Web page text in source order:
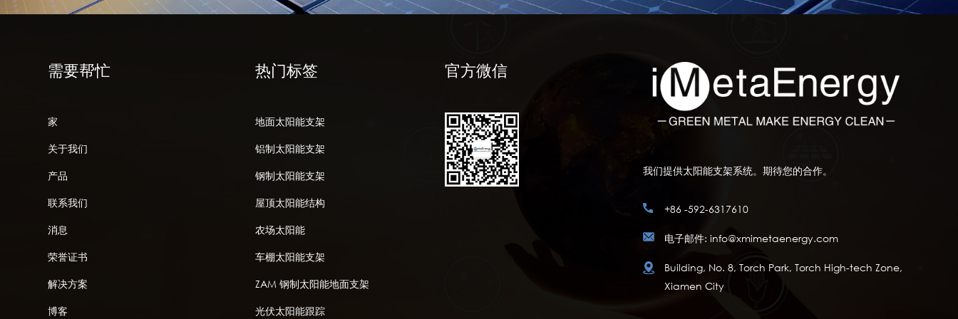
需要帮忙
家
关于我们
产品
联系我们
消息
荣誉证书
解决方案
博客
热门标签
地面太阳能支架
铝制太阳能支架
钢制太阳能支架
屋顶太阳能结构
农场太阳能
车棚太阳能支架
ZAM 钢制太阳能地面支架
光伏太阳能跟踪
官方微信
我们提供太阳能支架系统。期待您的合作。
+86 -592-6317610
电子邮件: info@xmimetaenergy.com
Building, No. 8, Torch Park, Torch High-tech Zone,
Xiamen City